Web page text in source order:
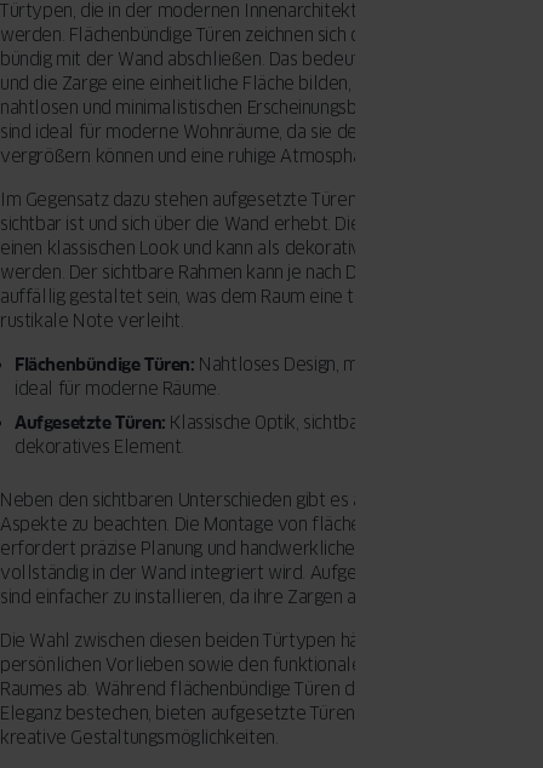
Türtypen, die in der modernen Innenarchitektur häufig verwendet
werden. Flächenbündige Türen zeichnen sich dadurch aus, dass sie
bündig mit der Wand abschließen. Das bedeutet, dass das Türblatt
und die Zarge eine einheitliche Fläche bilden, was zu einem
nahtlosen und minimalistischen Erscheinungsbild führt. Diese Türen
sind ideal für moderne Wohnräume, da sie den Raum optisch
vergrößern können und eine ruhige Atmosphäre schaffen.
Im Gegensatz dazu stehen aufgesetzte Türen, bei denen die Zarge
sichtbar ist und sich über die Wand erhebt. Diese Art von Tür bietet
einen klassischen Look und kann als dekoratives Element genutzt
werden. Der sichtbare Rahmen kann je nach Design schlicht oder
auffällig gestaltet sein, was dem Raum eine traditionelle oder
rustikale Note verleiht.
Flächenbündige Türen: Nahtloses Design, minimalistische Ästhetik,
ideal für moderne Räume.
Aufgesetzte Türen: Klassische Optik, sichtbarer Rahmen,
dekoratives Element.
Neben den sichtbaren Unterschieden gibt es auch unsichtbare
Aspekte zu beachten. Die Montage von flächenbündigen Türen
erfordert präzise Planung und handwerkliches Geschick, da die Zarge
vollständig in der Wand integriert wird. Aufgesetzte Türen hingegen
sind einfacher zu installieren, da ihre Zargen auf der Wand aufliegen.
Die Wahl zwischen diesen beiden Türtypen hängt oft von
persönlichen Vorlieben sowie den funktionalen Anforderungen des
Raumes ab. Während flächenbündige Türen durch ihre schlichte
Eleganz bestechen, bieten aufgesetzte Türen mehr Spielraum für
kreative Gestaltungsmöglichkeiten.